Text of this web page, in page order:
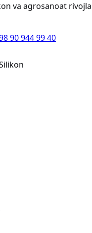
va agrosanoat
90 944 99 40